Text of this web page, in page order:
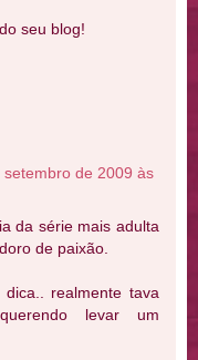
seu blog!
setembro de 2009 às
da série mais adulta
de paixão.
realmente tava
levar um